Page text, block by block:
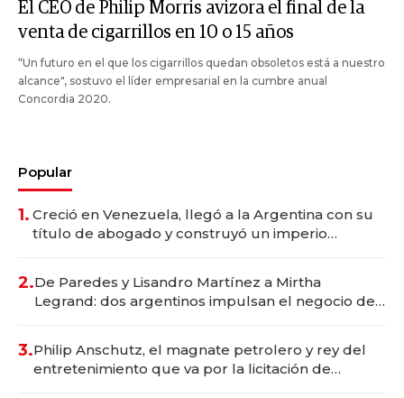
El CEO de Philip Morris avizora el final de la
venta de cigarrillos en 10 o 15 años
“Un futuro en el que los cigarrillos quedan obsoletos está a nuestro
alcance", sostuvo el líder empresarial en la cumbre anual
Concordia 2020.
Popular
1. Creció en Venezuela, llegó a la Argentina con su
título de abogado y construyó un imperio
2.De Paredes y Lisandro Martínez a Mirtha
Legrand: dos argentinos impulsan el negocio del
3.Philip Anschutz, el magnate petrolero y rey del
entretenimiento que va por la licitación de